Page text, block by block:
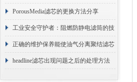
法解决
PorousMedia滤芯的更换方法分享
工业安全守护者：阻燃防静电滤筒的技
术原理与应用解析
正确的维护保养能使油气分离聚结滤芯
长期稳定运行
headline滤芯出现问题之后的处理方法